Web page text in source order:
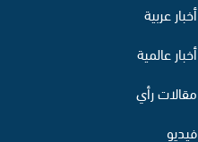
أخبار عربية
أخبار عالمية
مقالات رأي
فيديو